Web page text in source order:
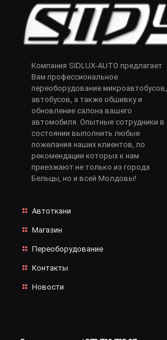
Компания SIDLUX-AUTO предлагает
Вам профессиональное
переоборудование микроавтобусов,
автобусов, а также обшивку и
обновление салона вашего
автомобиля. Опытные сотрудники в
состоянии выполнить любые
пожелания наших клиентов, по
рекомендации которых к нам
приезжают не только из города
Бельцы, но и всей Молдовы!
Автоткани
Магазин
Переоборудование
Контакты
Новости